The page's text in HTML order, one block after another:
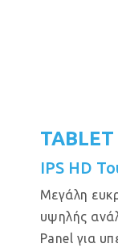
IPS HD
Μεγάλη
υψηλής
Panel για